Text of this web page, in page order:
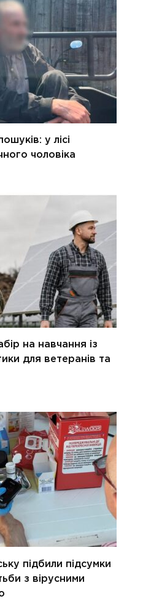
у лісі
чоловіка
на навчання із
для ветеранів та
підбили підсумки
з вірусними